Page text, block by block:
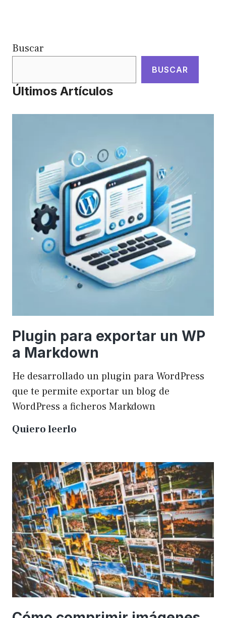
Buscar
BUSCAR
Últimos Artículos
Plugin para exportar un WP
a Markdown
He desarrollado un plugin para WordPress
que te permite exportar un blog de
WordPress a ficheros Markdown
Quiero leerlo
exportar
un
WP
a
Markdown